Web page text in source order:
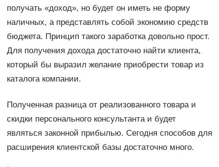
получать «доход», но будет он иметь не форму
наличных, а представлять собой экономию средств
бюджета. Принцип такого заработка довольно прост.
Для получения дохода достаточно найти клиента,
который бы выразил желание приобрести товар из
каталога компании.
Полученная разница от реализованного товара и
скидки персонального консультанта и будет
являться законной прибылью. Сегодня способов для
расширения клиентской базы достаточно много.